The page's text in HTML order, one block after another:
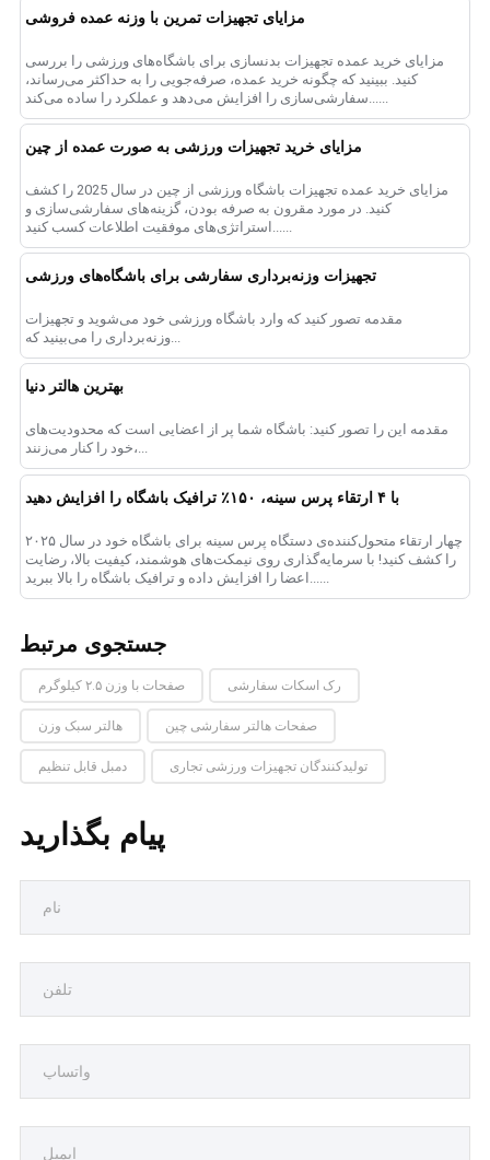
مزایای تجهیزات تمرین با وزنه عمده فروشی
مزایای خرید عمده تجهیزات بدنسازی برای باشگاه‌های ورزشی را بررسی
کنید. ببینید که چگونه خرید عمده، صرفه‌جویی را به حداکثر می‌رساند،
سفارشی‌سازی را افزایش می‌دهد و عملکرد را ساده می‌کند......
مزایای خرید تجهیزات ورزشی به صورت عمده از چین
مزایای خرید عمده تجهیزات باشگاه ورزشی از چین در سال 2025 را کشف
کنید. در مورد مقرون به صرفه بودن، گزینه‌های سفارشی‌سازی و
استراتژی‌های موفقیت اطلاعات کسب کنید......
تجهیزات وزنه‌برداری سفارشی برای باشگاه‌های ورزشی
مقدمه تصور کنید که وارد باشگاه ورزشی خود می‌شوید و تجهیزات
وزنه‌برداری را می‌بینید که...
بهترین هالتر دنیا
مقدمه این را تصور کنید: باشگاه شما پر از اعضایی است که محدودیت‌های
خود را کنار می‌زنند،...
با ۴ ارتقاء پرس سینه، ۱۵۰٪ ترافیک باشگاه را افزایش دهید
چهار ارتقاء متحول‌کننده‌ی دستگاه پرس سینه برای باشگاه خود در سال ۲۰۲۵
را کشف کنید! با سرمایه‌گذاری روی نیمکت‌های هوشمند، کیفیت بالا، رضایت
جستجوی مرتبط
صفحات با وزن ۲.۵ کیلوگرم رک اسکات سفارشی
هالتر سبک وزن صفحات هالتر سفارشی چین
دمبل قابل تنظیم تولیدکنندگان تجهیزات ورزشی تجاری
پیام بگذارید